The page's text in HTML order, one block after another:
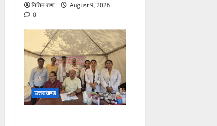
नितिन राणा
August 9, 2026
0
उत्तराखण्ड